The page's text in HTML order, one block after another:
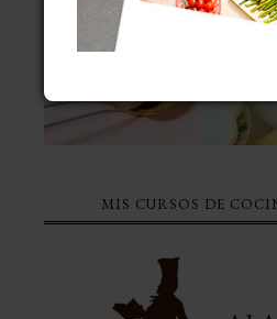
MIS CURSOS DE